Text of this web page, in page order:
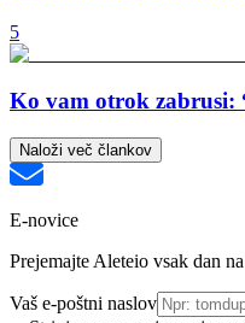
5
Ko vam otrok zabrusi:
Naloži več člankov
E-novice
Prejemajte Aleteio vsak dan
Vaš e-poštni naslov